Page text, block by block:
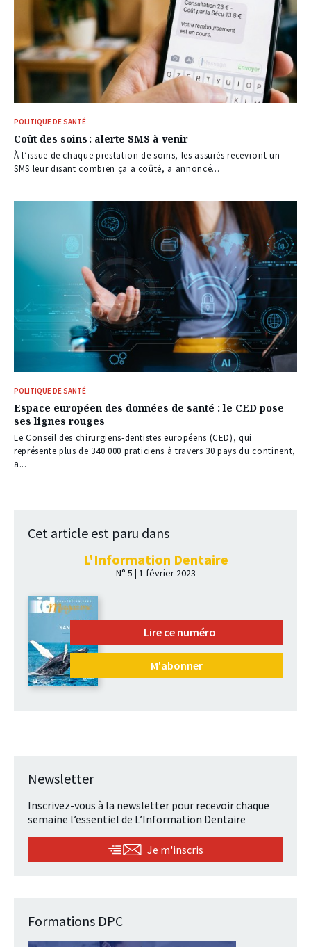
POLITIQUE DE SANTÉ
Coût des soins : alerte SMS à venir
À l’issue de chaque prestation de soins, les assurés recevront un
SMS leur disant combien ça a coûté, a annoncé...
POLITIQUE DE SANTÉ
Espace européen des données de santé : le CED pose
ses lignes rouges
Le Conseil des chirurgiens-dentistes européens (CED), qui
représente plus de 340 000 praticiens à travers 30 pays du continent,
a...
Cet article est paru dans
L'Information Dentaire
N° 5 | 1 février 2023
Lire ce numéro
M'abonner
Newsletter
Inscrivez-vous à la newsletter pour recevoir chaque
semaine l’essentiel de L’Information Dentaire
Je m'inscris
Formations DPC